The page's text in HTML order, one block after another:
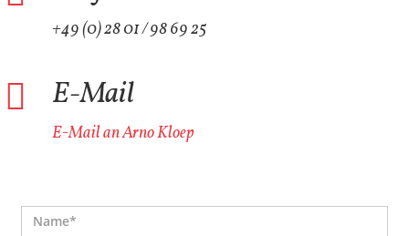
+49 (0) 28 01 / 98 69 25
E-Mail
E-Mail an Arno Kloep